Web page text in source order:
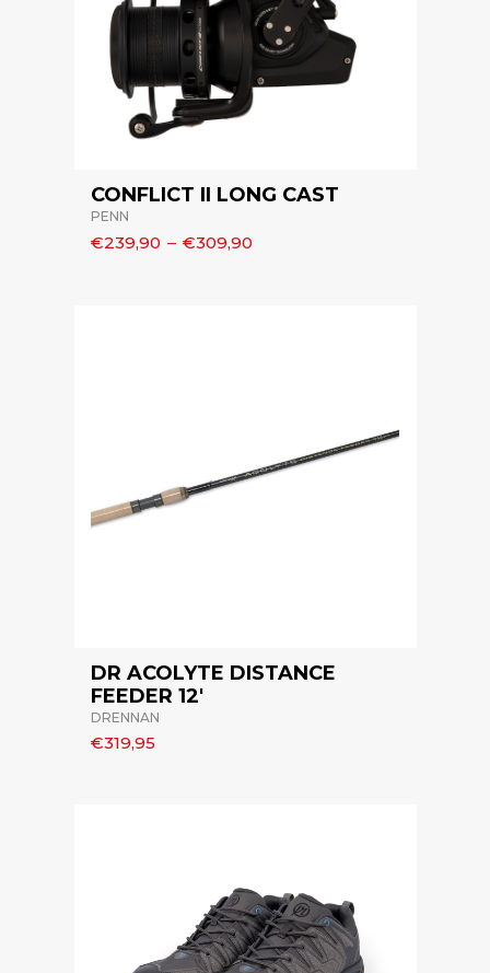
CONFLICT II LONG CAST
PENN
€239,90 – €309,90
DR ACOLYTE DISTANCE
FEEDER 12'
DRENNAN
€319,95